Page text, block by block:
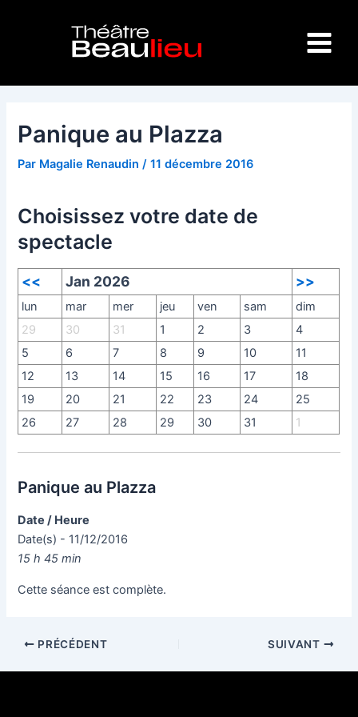
Menu
Panique au Plazza
Par Magalie Renaudin/11 décembre 2016
Choisissez votre date de
spectacle
<< Jan 2026 >>
lun mar mer jeu ven sam
dim
29
30 31 1 2 3
4
5
6 7 8 9 10
11
12
13 14 15 16 17
18
19
20 21 22 23 24
25
26
27 28 29 30 31 1
Panique au Plazza
Date / Heure
Date(s) - 11/12/2016
15 h 45 min
Cette séance est complète.
PRÉCÉDENT SUIVANT